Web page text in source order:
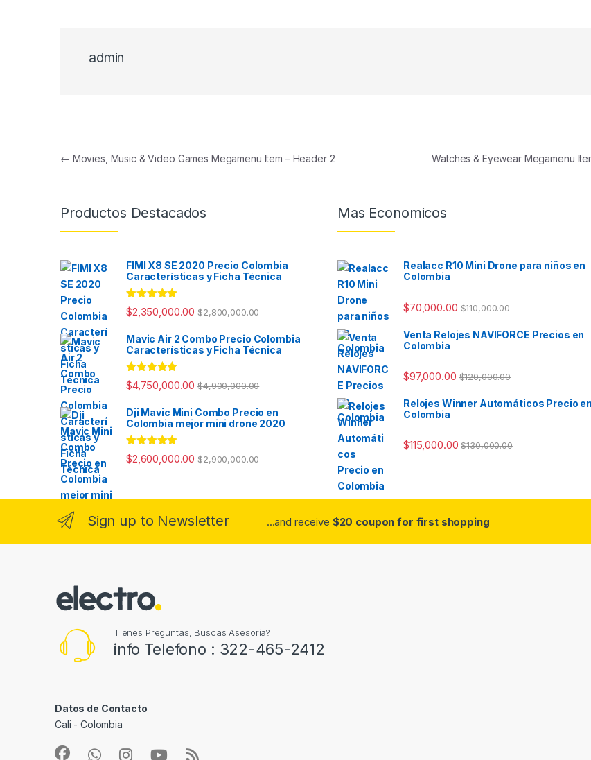
admin
Navegación de entradas
← Movies, Music & Video Games Megamenu Item – Header 2 Watches & Eyewear Megamenu
Productos Destacados
FIMI X8 SE 2020 Precio Colombia
Características y Ficha Técnica
Valorado con
5.00de 5
$2,350,000.00 $2,800,000.00
Mavic Air 2 Combo Precio Colombia
Características y Ficha Técnica
Valorado con
5.00de 5
$4,750,000.00 $4,900,000.00
Dji Mavic Mini Combo Precio en
Colombia mejor mini drone 2020
Valorado con
5.00de 5
$2,600,000.00 $2,900,000.00
Mas Economicos
Realacc R10 Mini Drone para niños en
Colombia
$70,000.00 $110,000.00
Venta Relojes NAVIFORCE Precios en
Colombia
$97,000.00 $120,000.00
Relojes Winner Automáticos Precio en
Colombia
$115,000.00 $130,000.00
Sign up to Newsletter ...and receive $20 coupon for first shopping
Tienes Preguntas, Buscas Asesoría?
info Telefono : 322-465-2412
Datos de Contacto
Cali - Colombia